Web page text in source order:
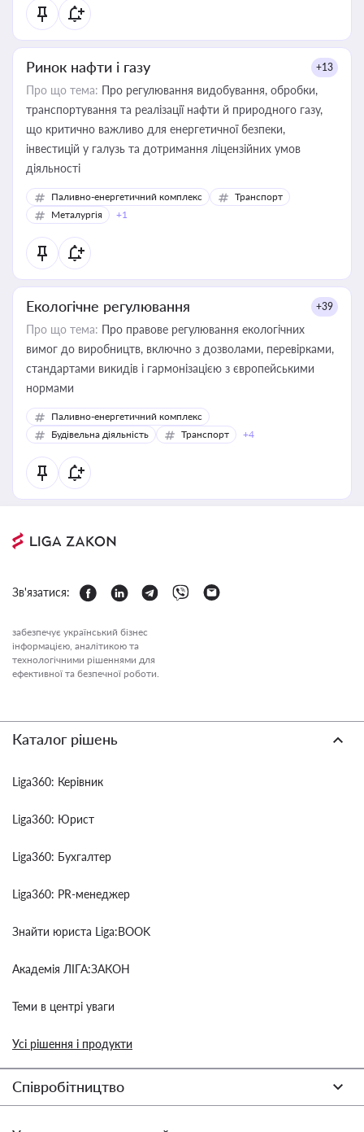
Ринок нафти і газу +13
Про що тема: Про регулювання видобування, обробки,
транспортування та реалізації нафти й природного газу,
що критично важливо для енергетичної безпеки,
інвестицій у галузь та дотримання ліцензійних умов
діяльності
Паливно-енергетичний комплекс
Транспорт
Металургія
+1
Екологічне регулювання +39
Про що тема: Про правове регулювання екологічних
вимог до виробництв, включно з дозволами, перевірками,
стандартами викидів і гармонізацією з європейськими
нормами
Паливно-енергетичний комплекс
Будівельна діяльність
Транспорт +4
Зв'язатися:
забезпечує український бізнес
інформацією, аналітикою та
технологічними рішеннями для
ефективної та безпечної роботи.
Каталог рішень
Liga360: Керівник
Liga360: Юрист
Liga360: Бухгалтер
Liga360: PR-менеджер
Знайти юриста Liga:BOOK
Академія ЛІГА:ЗАКОН
Теми в центрі уваги
Усі рішення і продукти
Співробітництво